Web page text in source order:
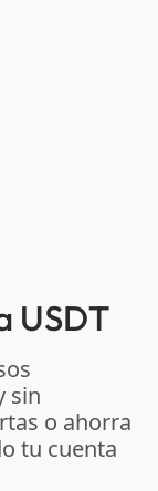
USDT
sin
o ahorra
tu cuenta